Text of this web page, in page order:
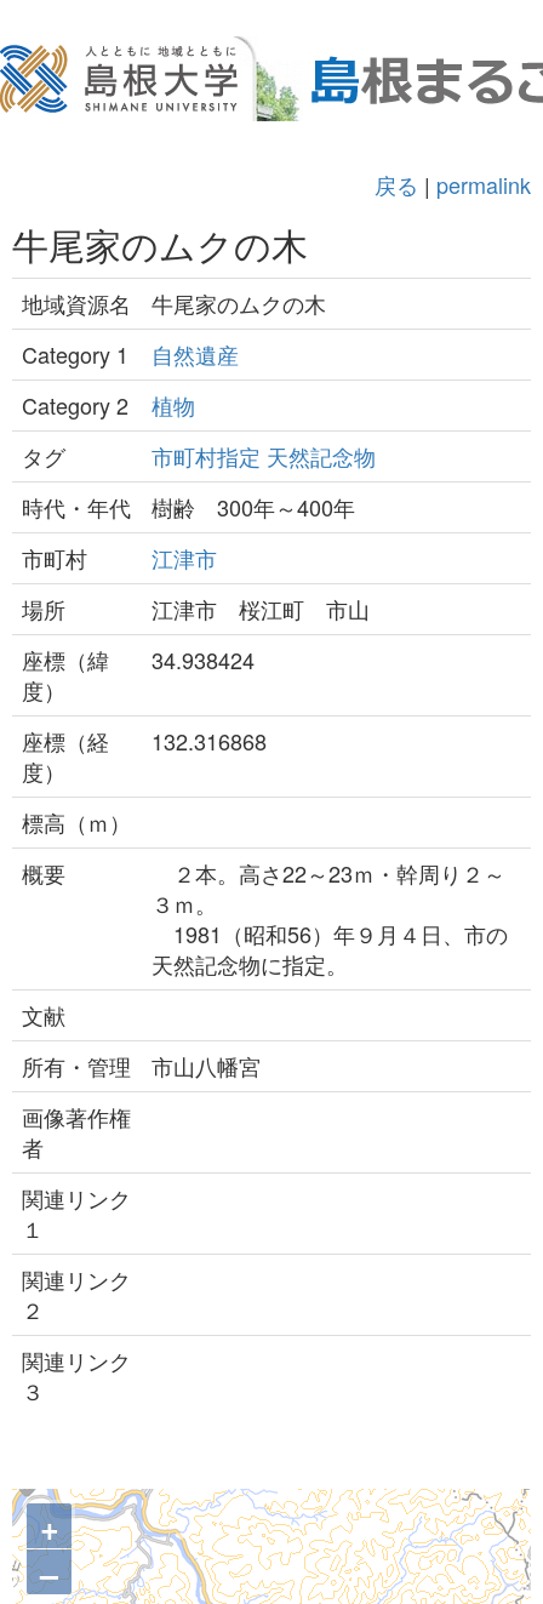
戻る | permalink
牛尾家のムクの木
地域資源名
牛尾家のムクの木
Category 1
自然遺産
Category 2
植物
タグ
市町村指定 天然記念物
時代・年代
樹齢 300年～400年
市町村
江津市
場所
江津市 桜江町 市山
座標（緯
度）
34.938424
座標（経
度）
132.316868
標高（ｍ）
概要
２本。高さ22～23ｍ・幹周り２～
３ｍ。
1981（昭和56）年９月４日、市の
天然記念物に指定。
文献
所有・管理
市山八幡宮
画像著作権
者
関連リンク
１
関連リンク
２
関連リンク
３
+
–